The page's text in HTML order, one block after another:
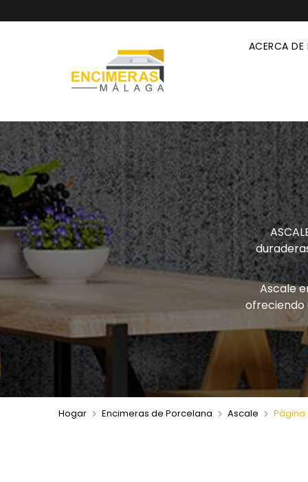
ACERCA
Ascale
ofreciendo
Hogar Encimeras de Porcelana Ascale Página